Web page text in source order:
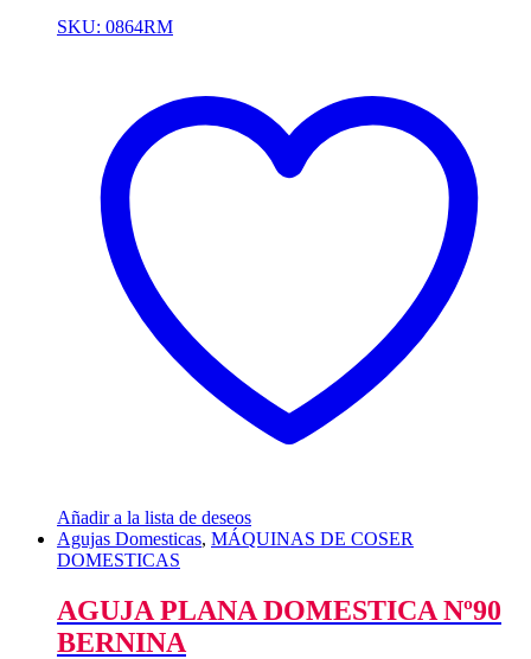
SKU: 0864RM
Añadir a la lista de deseos
Agujas Domesticas, MÁQUINAS DE COSER
DOMESTICAS
AGUJA PLANA DOMESTICA Nº90
BERNINA